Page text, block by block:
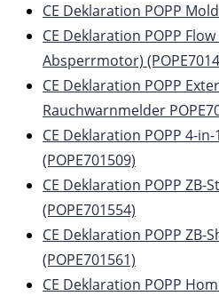
CE Deklaration POPP
CE Deklaration POPP
Absperrmotor)
CE Deklaration POPP
Rauchwarnmelder
CE Deklaration POPP 4-
(POPE701509)
CE Deklaration POPP ZB-
(POPE701554)
CE Deklaration POPP ZB-
(POPE701561)
CE Deklaration POPP